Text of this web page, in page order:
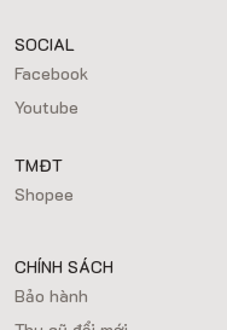
SOCIAL
Facebook
Youtube
TMĐT
Shopee
CHÍNH SÁCH
Bảo hành